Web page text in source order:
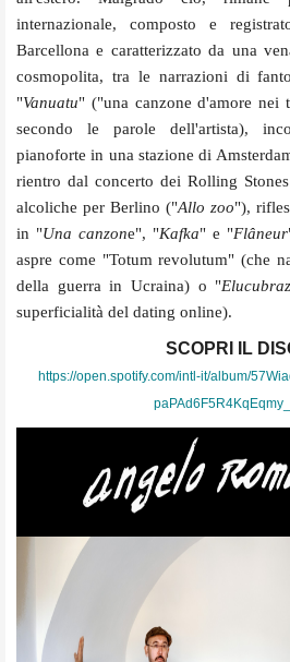
internazionale, composto e
Barcellona e caratterizzato da una
cosmopolita, tra le narrazioni di
"Vanuatu" ("una canzone d'amore nei
secondo le parole dell'artista),
pianoforte in una stazione di
rientro dal concerto dei Rolling
alcoliche per Berlino ("Allo zoo"),
in "Una canzone", "Kafka" e "Flâneur
aspre come "Totum revolutum" (che
della guerra in Ucraina) o "
superficialità del dating online).
SCOPRI IL
https://open.spotify.com/intl-it/album/